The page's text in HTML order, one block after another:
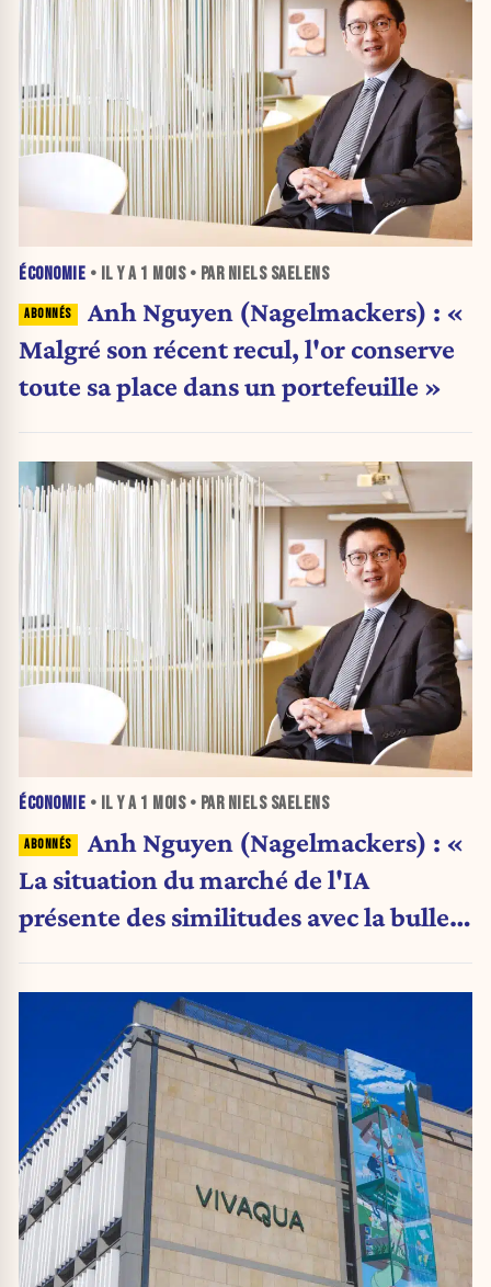
ÉCONOMIE • IL Y A 1 MOIS• PAR NIELS SAELENS
Anh Nguyen (Nagelmackers) : «
Malgré son récent recul, l'or conserve
toute sa place dans un portefeuille »
ÉCONOMIE • IL Y A 1 MOIS• PAR NIELS SAELENS
Anh Nguyen (Nagelmackers) : «
La situation du marché de l'IA
présente des similitudes avec la bulle